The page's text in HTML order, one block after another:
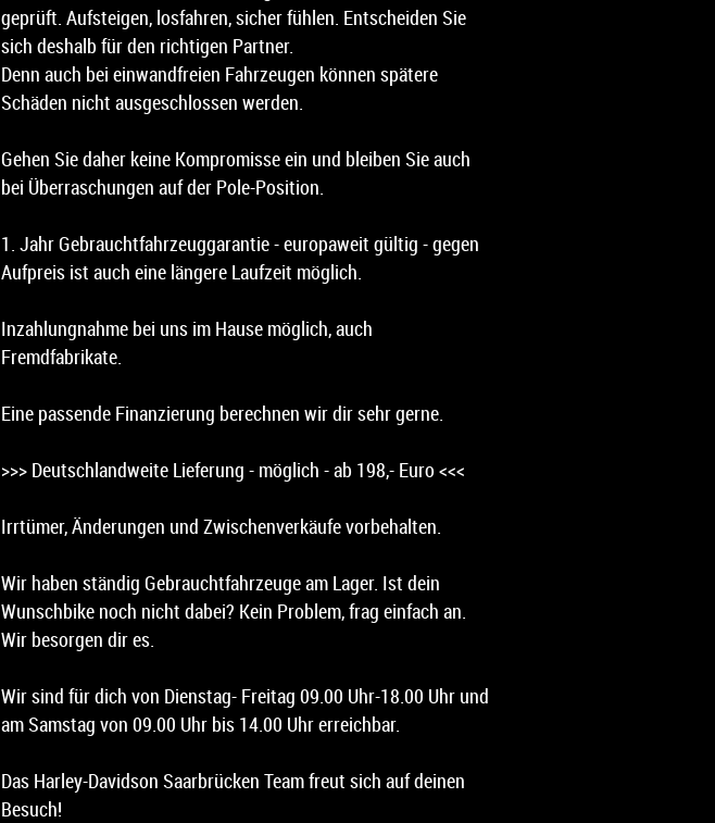
geprüft. Aufsteigen, losfahren, sicher fühlen. Entscheiden Sie
sich deshalb für den richtigen Partner.
Denn auch bei einwandfreien Fahrzeugen können spätere
Schäden nicht ausgeschlossen werden.
Gehen Sie daher keine Kompromisse ein und bleiben Sie auch
bei Überraschungen auf der Pole-Position.
1. Jahr Gebrauchtfahrzeuggarantie - europaweit gültig - gegen
Aufpreis ist auch eine längere Laufzeit möglich.
Inzahlungnahme bei uns im Hause möglich, auch
Fremdfabrikate.
Eine passende Finanzierung berechnen wir dir sehr gerne.
>>> Deutschlandweite Lieferung - möglich - ab 198,- Euro <<<
Irrtümer, Änderungen und Zwischenverkäufe vorbehalten.
Wir haben ständig Gebrauchtfahrzeuge am Lager. Ist dein
Wunschbike noch nicht dabei? Kein Problem, frag einfach an.
Wir besorgen dir es.
Wir sind für dich von Dienstag- Freitag 09.00 Uhr-18.00 Uhr und
am Samstag von 09.00 Uhr bis 14.00 Uhr erreichbar.
Das Harley-Davidson Saarbrücken Team freut sich auf deinen
Besuch!